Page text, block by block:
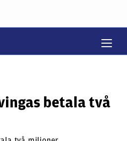
betala två